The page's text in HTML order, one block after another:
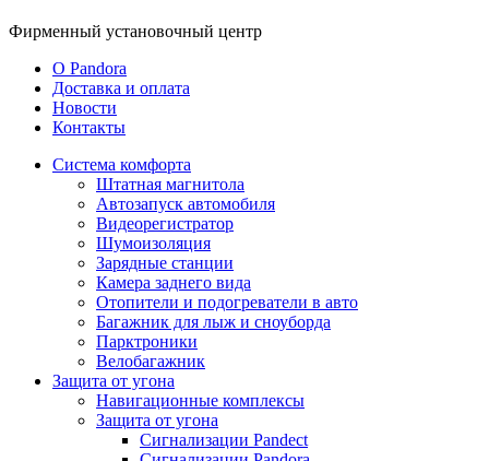
Фирменный установочный центр
O Pandora
Доставка и оплата
Новости
Контакты
Система комфорта
Штатная магнитола
Автозапуск автомобиля
Видеорегистратор
Шумоизоляция
Зарядные станции
Камера заднего вида
Отопители и подогреватели в авто
Багажник для лыж и сноуборда
Парктроники
Велобагажник
Защита от угона
Навигационные комплексы
Защита от угона
Сигнализации Pandect